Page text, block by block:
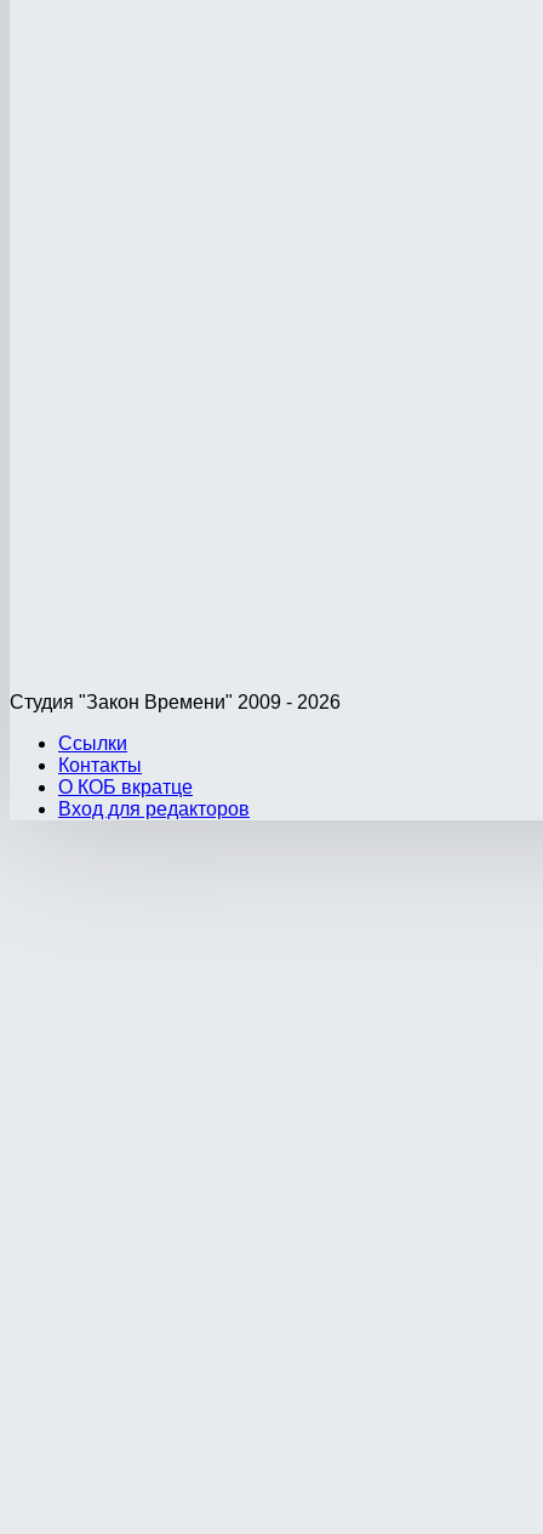
Студия "Закон Времени" 2009 - 2026
Ссылки
Контакты
О КОБ вкратце
Вход для редакторов